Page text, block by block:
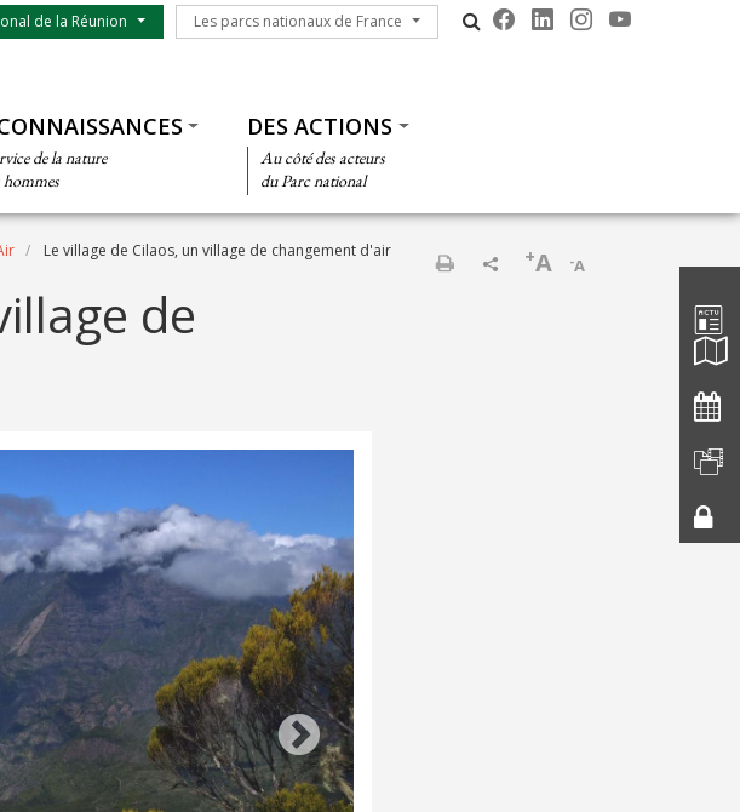
de la Réunion Les parcs nationaux de France
Les parcs nationaux de France
de la nature
DES ACTIONS
Au côté des acteurs
du Parc national
Le village de Cilaos, un village de changement d'air
-A
+A
de